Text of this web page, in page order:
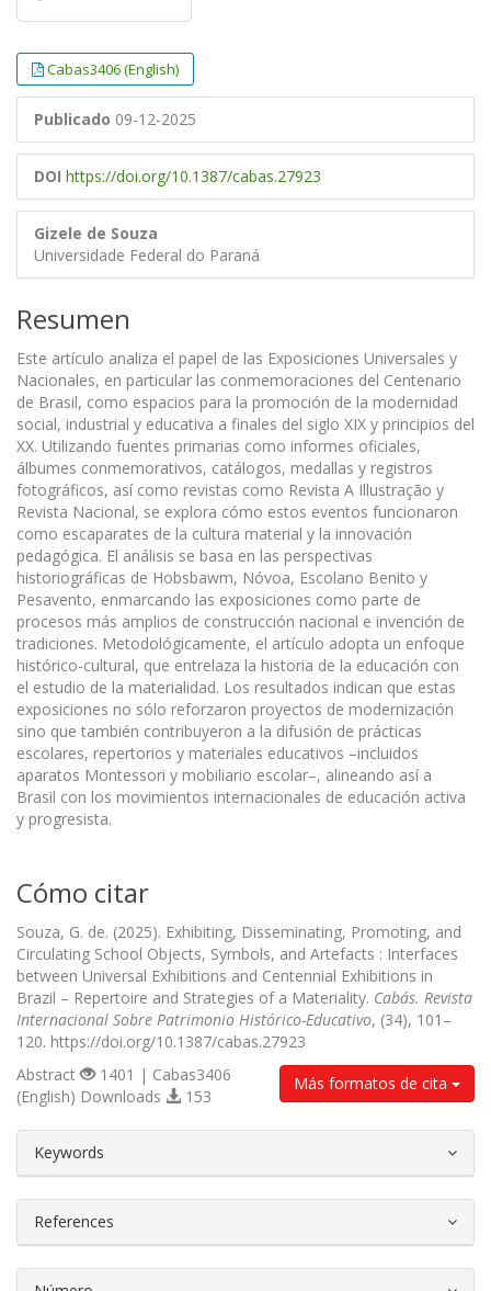
Cabas3406 (English)
Publicado 09-12-2025
DOI https://doi.org/10.1387/cabas.27923
Gizele de Souza
Universidade Federal do Paraná
Resumen
Este artículo analiza el papel de las Exposiciones Universales y
Nacionales, en particular las conmemoraciones del Centenario
de Brasil, como espacios para la promoción de la modernidad
social, industrial y educativa a finales del siglo XIX y principios del
XX. Utilizando fuentes primarias como informes oficiales,
álbumes conmemorativos, catálogos, medallas y registros
fotográficos, así como revistas como Revista A Illustração y
Revista Nacional, se explora cómo estos eventos funcionaron
como escaparates de la cultura material y la innovación
pedagógica. El análisis se basa en las perspectivas
historiográficas de Hobsbawm, Nóvoa, Escolano Benito y
Pesavento, enmarcando las exposiciones como parte de
procesos más amplios de construcción nacional e invención de
tradiciones. Metodológicamente, el artículo adopta un enfoque
histórico-cultural, que entrelaza la historia de la educación con
el estudio de la materialidad. Los resultados indican que estas
exposiciones no sólo reforzaron proyectos de modernización
sino que también contribuyeron a la difusión de prácticas
escolares, repertorios y materiales educativos –incluidos
aparatos Montessori y mobiliario escolar–, alineando así a
Brasil con los movimientos internacionales de educación activa
y progresista.
Cómo citar
Souza, G. de. (2025). Exhibiting, Disseminating, Promoting, and
Circulating School Objects, Symbols, and Artefacts : Interfaces
between Universal Exhibitions and Centennial Exhibitions in
Brazil – Repertoire and Strategies of a Materiality. Cabás. Revista
Internacional Sobre Patrimonio Histórico-Educativo, (34), 101–
120. https://doi.org/10.1387/cabas.27923
Más formatos de cita
Abstract
1401 | Cabas3406
(English) Downloads
153
Keywords
References